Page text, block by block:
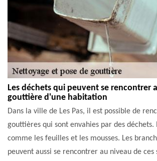
Les déchets qui peuvent se rencontrer
gouttière d'une habitation
Dans la ville de Les Pas, il est possible de
gouttières qui sont envahies par des déchets.
comme les feuilles et les mousses. Les
peuvent aussi se rencontrer au niveau de ces